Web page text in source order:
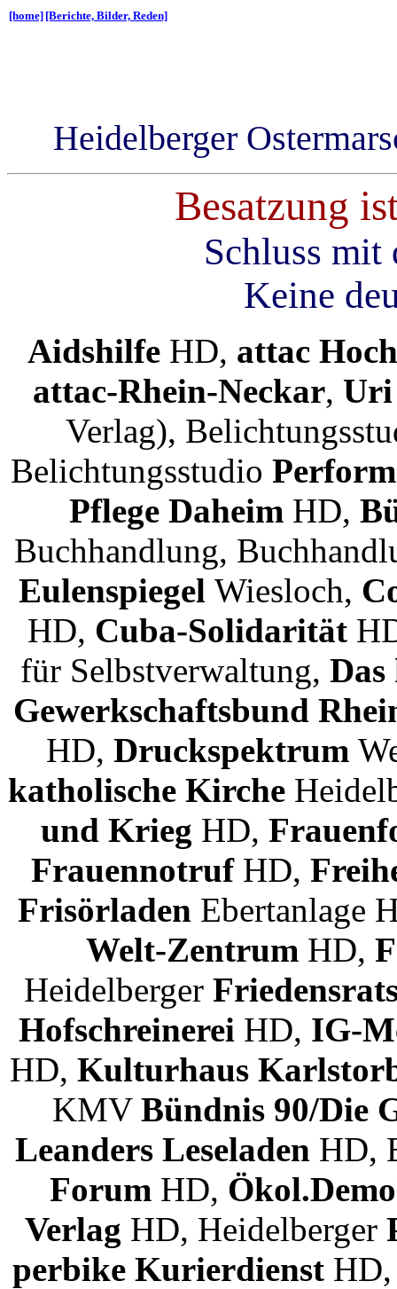
[home] [Berichte, Bilder, Reden]
Heidelberger
Besatzung
Schluss
Keine
Aidshilfe HD, attac
attac-Rhein-Neckar,
Verlag),
Belichtungsstudio
Pflege Daheim HD,
Buchhandlung,
Eulenspiegel Wiesloch,
HD, Cuba-Solidarität
für Selbstverwaltung,
Gewerkschaftsbund
HD, Druckspektrum
katholische Kirche
und Krieg HD,
Frauennotruf HD,
Frisörladen Ebertanlage
Welt-Zentrum HD,
Heidelberger
Hofschreinerei HD, IG-
HD, Kulturhaus
KMV Bündnis 90/Die
Leanders Leseladen HD,
Forum HD,
Verlag HD, Heidelberger
perbike Kurierdienst